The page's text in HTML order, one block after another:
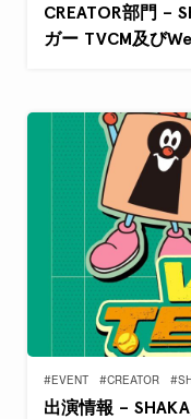
CREATOR部門 –
ガー TVCM及び
#EVENT #CREATOR
出演情報 –